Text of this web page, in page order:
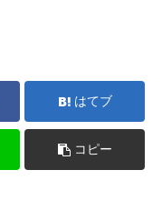
はてブ
コピー